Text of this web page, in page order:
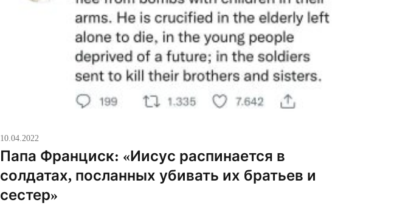
10.04.2022
Папа Франциск: «Иисус распинается в
солдатах, посланных убивать их братьев и
сестер»